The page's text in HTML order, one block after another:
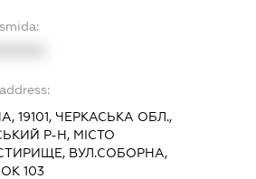
19101, ЧЕРКАСЬКА ОБЛ.,
Р-Н, МІСТО
ВУЛ.СОБОРНА,
103